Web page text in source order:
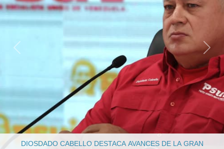
DIOSDADO CABELLO DESTACA AVANCES DE LA GRAN
Anterior